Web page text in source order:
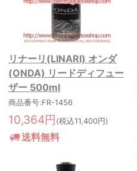
リナーリ(LINARI) オンダ
(ONDA) リードディフュー
ザー 500ml
商品番号:FR-1456
10,364円 (税込11,400円)
送料無料